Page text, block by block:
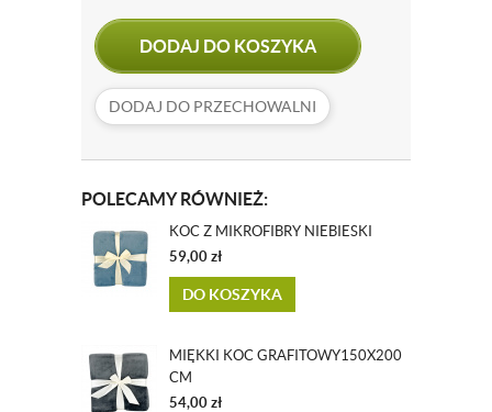
DODAJ DO KOSZYKA
DODAJ DO PRZECHOWALNI
POLECAMY RÓWNIEŻ:
KOC Z MIKROFIBRY NIEBIESKI
59,00 zł
DO KOSZYKA
MIĘKKI KOC GRAFITOWY150X200
CM
54,00 zł